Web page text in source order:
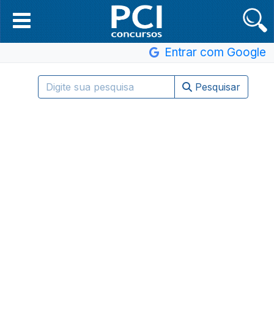
Entrar com Google
Pesquisar